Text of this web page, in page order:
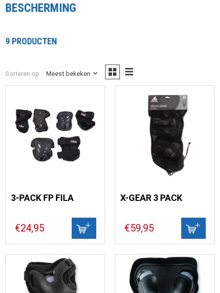
BESCHERMING
9 PRODUCTEN
Sorteren op Meest bekeken
3-PACK FP FILA
€24,95
X-GEAR 3 PACK
€59,95